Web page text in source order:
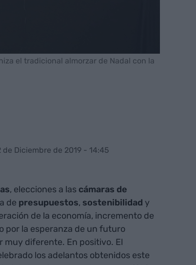
el tradicional almorzar de Nadal con la
de Diciembre de 2019 - 14:45
, elecciones a las cámaras de
de presupuestos, sostenibilidad y
de la economía, incremento de
por la esperanza de un futuro
muy diferente. En positivo. El
los adelantos obtenidos este